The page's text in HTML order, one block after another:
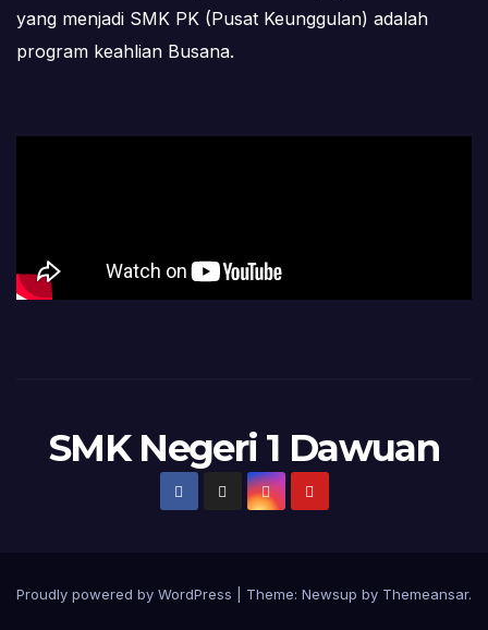
yang menjadi SMK PK (Pusat Keunggulan) adalah
program keahlian Busana.
SMK Negeri 1 Dawuan
Proudly powered by WordPress Theme: Newsup by Themeansar.